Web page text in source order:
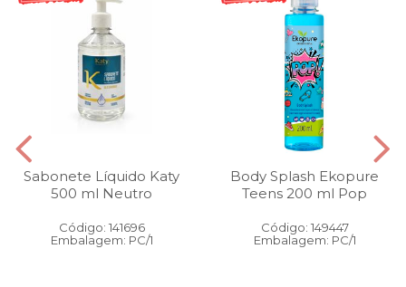
Sabonete Líquido Katy
500 ml Neutro
Código: 141696
Embalagem: PC/1
Body Splash Ekopure
Teens 200 ml Pop
Código: 149447
Embalagem: PC/1